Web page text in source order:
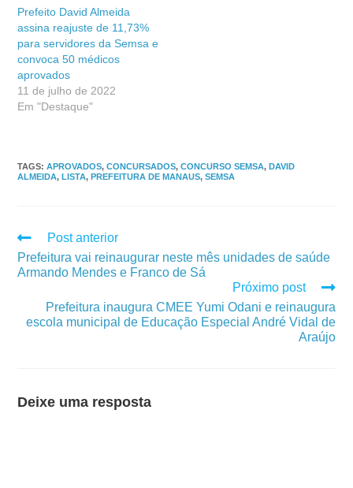
Prefeito David Almeida
assina reajuste de 11,73%
para servidores da Semsa e
convoca 50 médicos
aprovados
11 de julho de 2022
Em "Destaque"
TAGS:APROVADOS, CONCURSADOS, CONCURSO SEMSA, DAVID
ALMEIDA, LISTA, PREFEITURA DE MANAUS, SEMSA
Post anterior
Prefeitura vai reinaugurar neste mês unidades de saúde
Armando Mendes e Franco de Sá
Próximo post
Prefeitura inaugura CMEE Yumi Odani e reinaugura
escola municipal de Educação Especial André Vidal de
Araújo
Deixe uma resposta